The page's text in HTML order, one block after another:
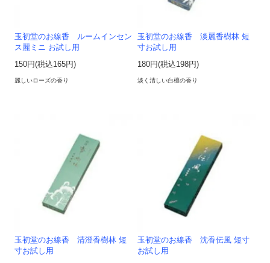
玉初堂のお線香 ルームインセン
ス麗ミニ お試し用
150円(税込165円)
麗しいローズの香り
玉初堂のお線香 淡麗香樹林 短
寸お試し用
180円(税込198円)
淡く清しい白檀の香り
玉初堂のお線香 清澄香樹林 短
寸お試し用
玉初堂のお線香 沈香伝風 短寸
お試し用